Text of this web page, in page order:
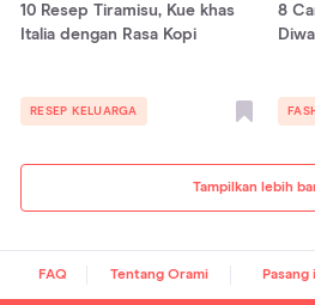
Tampilkan lebih
10 Resep Tiramisu, Kue khas
Italia dengan Rasa Kopi
RESEP KELUARGA
8
FAQ Tentang Orami Pasang